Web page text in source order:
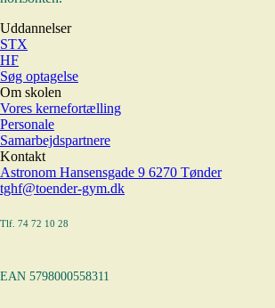
Uddannelser
STX
HF
Søg optagelse
Om skolen
Vores kernefortælling
Personale
Samarbejdspartnere
Kontakt
Astronom Hansensgade 9 6270 Tønder
tghf@toender-gym.dk
Tlf. 74 72 10 28
EAN 5798000558311